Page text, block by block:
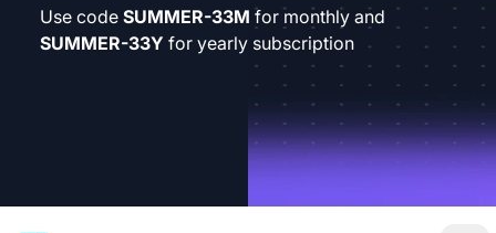
Use code SUMMER-33M for monthly and
SUMMER-33Y for yearly subscription